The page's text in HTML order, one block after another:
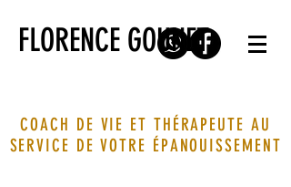
FLORENCE GOUNET
COACH DE VIE ET THÉRAPEUTE AU
SERVICE DE VOTRE ÉPANOUISSEMENT